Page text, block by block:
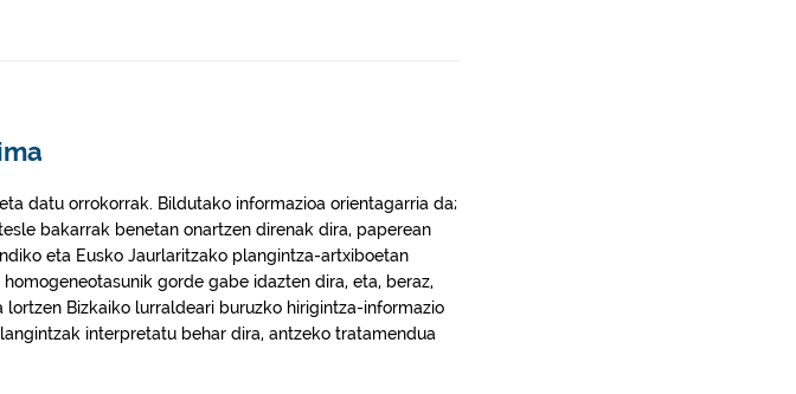
datu orrokorrak. Bildutako informazioa orientagarria da;
bakarrak benetan onartzen direnak dira, paperean
eta Eusko Jaurlaritzako plangintza-artxiboetan
gorde gabe idazten dira, eta, beraz,
Bizkaiko lurraldeari buruzko hirigintza-informazio
interpretatu behar dira, antzeko tratamendua